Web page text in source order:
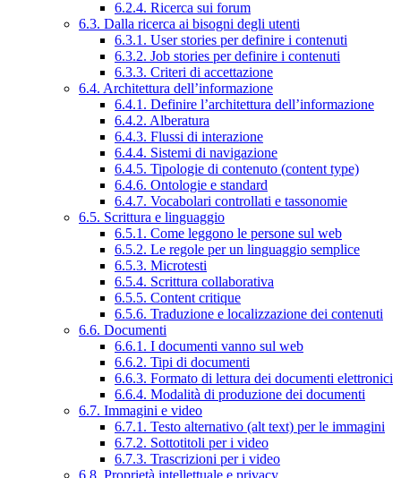
6.2.4. Ricerca sui forum
6.3. Dalla ricerca ai bisogni degli utenti
6.3.1. User stories per definire i contenuti
6.3.2. Job stories per definire i contenuti
6.3.3. Criteri di accettazione
6.4. Architettura dell’informazione
6.4.1. Definire l’architettura dell’informazione
6.4.2. Alberatura
6.4.3. Flussi di interazione
6.4.4. Sistemi di navigazione
6.4.5. Tipologie di contenuto (content type)
6.4.6. Ontologie e standard
6.4.7. Vocabolari controllati e tassonomie
6.5. Scrittura e linguaggio
6.5.1. Come leggono le persone sul web
6.5.2. Le regole per un linguaggio semplice
6.5.3. Microtesti
6.5.4. Scrittura collaborativa
6.5.5. Content critique
6.5.6. Traduzione e localizzazione dei contenuti
6.6. Documenti
6.6.1. I documenti vanno sul web
6.6.2. Tipi di documenti
6.6.3. Formato di lettura dei documenti elettronici
6.6.4. Modalità di produzione dei documenti
6.7. Immagini e video
6.7.1. Testo alternativo (alt text) per le immagini
6.7.2. Sottotitoli per i video
6.7.3. Trascrizioni per i video
6.8. Proprietà intellettuale e privacy